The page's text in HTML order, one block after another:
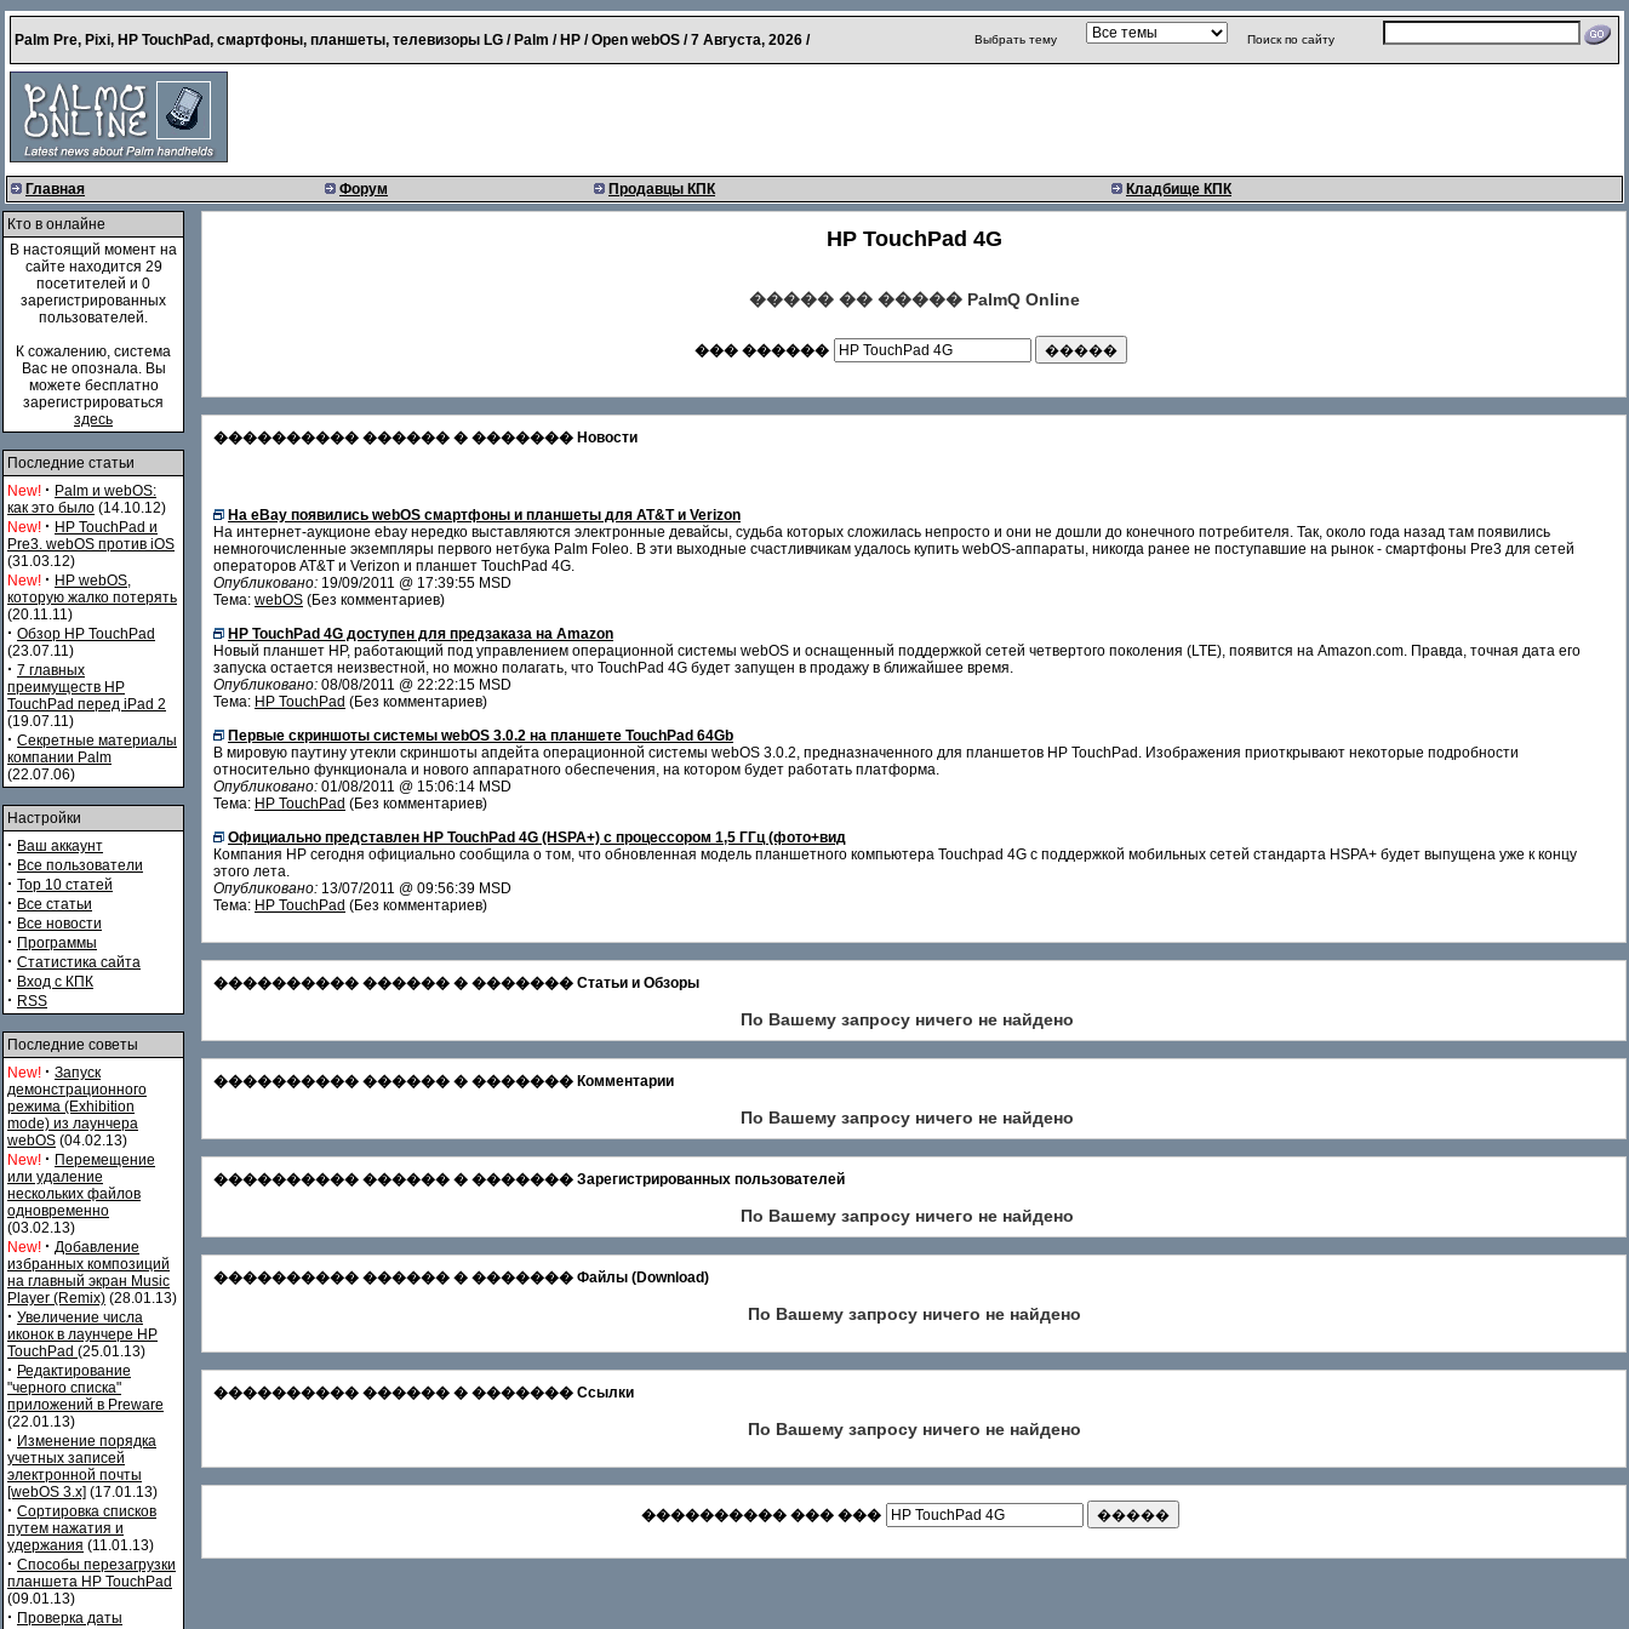
Palm Pre, Pixi, HP TouchPad, смартфоны, планшеты, телевизоры LG / Palm / HP / Open webOS /7 Августа, 2026 / Выбрать тему Поиск по сайту
Главная Форум Продавцы КПК Кладбище КПК
Кто в онлайне
В настоящий момент на
сайте находится 29
посетителей и 0
зарегистрированных
пользователей.
К сожалению, система
Вас не опознала. Вы
можете бесплатно
зарегистрироваться
здесь
Последние статьи
New! · Palm и webOS:
как это было (14.10.12)
New! · HP TouchPad и
Pre3. webOS против iOS
(31.03.12)
New! · HP webOS,
которую жалко потерять
(20.11.11)
· Обзор HP TouchPad
(23.07.11)
· 7 главных
преимуществ HP
TouchPad перед iPad 2
(19.07.11)
· Секретные материалы
компании Palm
(22.07.06)
Настройки
· Ваш аккаунт
· Все пользователи
· Top 10 статей
· Все статьи
· Все новости
· Программы
· Статистика сайта
· Вход с КПК
· RSS
Последние советы
New! · Запуск
демонстрационного
режима (Exhibition
mode) из лаунчера
webOS (04.02.13)
New! · Перемещение
или удаление
нескольких файлов
одновременно
(03.02.13)
New! · Добавление
избранных композиций
на главный экран Music
Player (Remix) (28.01.13)
· Увеличение числа
иконок в лаунчере HP
TouchPad (25.01.13)
· Редактирование
"черного списка"
приложений в Preware
(22.01.13)
· Изменение порядка
учетных записей
электронной почты
[webOS 3.x] (17.01.13)
· Сортировка списков
путем нажатия и
удержания (11.01.13)
· Способы перезагрузки
планшета HP TouchPad
(09.01.13)
· Проверка даты
HP TouchPad 4G
����� �� ����� PalmQ Online
��� ������
���������� ������ � ������� Новости
На eBay появились webOS смартфоны и планшеты для AT&T и Verizon
На интернет-аукционе ebay нередко выставляются электронные девайсы, судьба которых сложилась непросто и они не дошли до конечного потребителя. Так, около года назад там появились
немногочисленные экземпляры первого нетбука Palm Foleo. В эти выходные счастливчикам удалось купить webOS-аппараты, никогда ранее не поступавшие на рынок - смартфоны Pre3 для сетей
операторов AT&T и Verizon и планшет TouchPad 4G.
Опубликовано: 19/09/2011 @ 17:39:55 MSD
Тема: webOS (Без комментариев)
HP TouchPad 4G доступен для предзаказа на Amazon
Новый планшет HP, работающий под управлением операционной системы webOS и оснащенный поддержкой сетей четвертого поколения (LTE), появится на Amazon.com. Правда, точная дата его
запуска остается неизвестной, но можно полагать, что TouchPad 4G будет запущен в продажу в ближайшее время.
Опубликовано: 08/08/2011 @ 22:22:15 MSD
Тема: HP TouchPad (Без комментариев)
Первые скриншоты системы webOS 3.0.2 на планшете TouchPad 64Gb
В мировую паутину утекли скриншоты апдейта операционной системы webOS 3.0.2, предназначенного для планшетов HP TouchPad. Изображения приоткрывают некоторые подробности
относительно функционала и нового аппаратного обеспечения, на котором будет работать платформа.
Опубликовано: 01/08/2011 @ 15:06:14 MSD
Тема: HP TouchPad (Без комментариев)
Официально представлен HP TouchPad 4G (HSPA+) с процессором 1,5 ГГц (фото+вид
Компания HP сегодня официально сообщила о том, что обновленная модель планшетного компьютера Touchpad 4G с поддержкой мобильных сетей стандарта HSPA+ будет выпущена уже к концу
этого лета.
Опубликовано: 13/07/2011 @ 09:56:39 MSD
Тема: HP TouchPad (Без комментариев)
���������� ������ � ������� Статьи и Обзоры
По Вашему запросу ничего не найдено
���������� ������ � ������� Комментарии
По Вашему запросу ничего не найдено
���������� ������ � ������� Зарегистрированных пользователей
По Вашему запросу ничего не найдено
���������� ������ � ������� Файлы (Download)
По Вашему запросу ничего не найдено
���������� ������ � ������� Ссылки
По Вашему запросу ничего не найдено
���������� ��� ���